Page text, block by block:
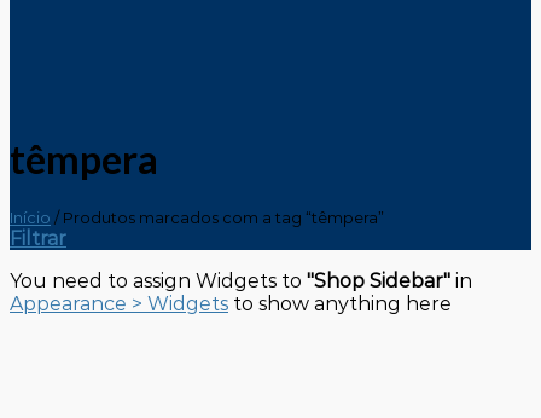
têmpera
Início / Produtos marcados com a tag “têmpera”
Filtrar
You need to assign Widgets to "Shop Sidebar" in
Appearance > Widgets to show anything here